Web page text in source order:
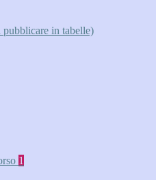
in tabelle)
1